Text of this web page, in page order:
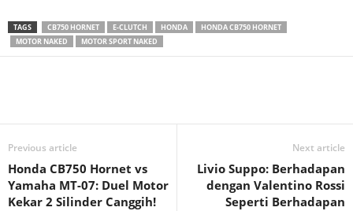
TAGS CB750 HORNET E-CLUTCH HONDA
HONDA CB750 HORNET
MOTOR NAKED
MOTOR SPORT NAKED
Previous article
Honda CB750 Hornet vs
Yamaha MT-07: Duel Motor
Kekar 2 Silinder Canggih!
Next article
Livio Suppo: Berhadapan
dengan Valentino Rossi
Seperti Berhadapan